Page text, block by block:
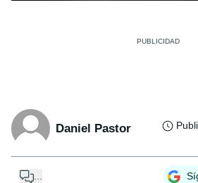
Daniel Pastor
...